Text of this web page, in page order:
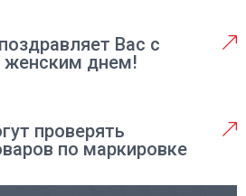
Вас с
днем!
проверять
по маркировке